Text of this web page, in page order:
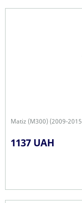
Matiz (M300) (2009-
1137 UAH